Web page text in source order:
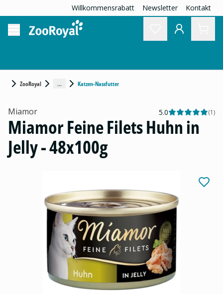
Willkommensrabatt Newsletter Kontakt
ZooRoyal ... Katzen-Nassfutter
Miamor 5.0 (1)
Miamor Feine Filets Huhn in
Jelly - 48x100g